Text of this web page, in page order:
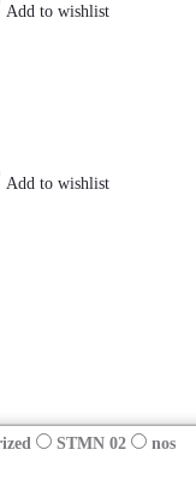
Add to wishlist
Add to wishlist
STMN 02 nos